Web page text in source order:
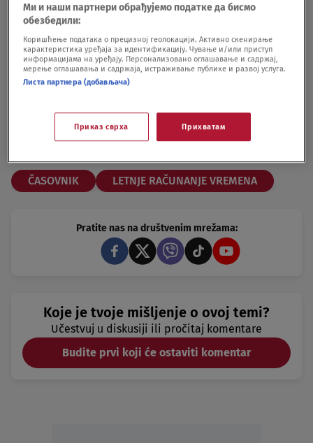
pomeranje časovnika, kao i da će se zemlje
opredeliti za letnje ili zimsko računanje vremena,
odluka o tome je odložena.Zemlje koje odluče da
zadrže zimsko računanje vremena, na njega će
mrežama:FacebookTwitter Instagram
ČASOVNIK LETNJE RAČUNANJE VREMENA
Pratite nas na društvenim mrežama:
Koje je tvoje mišljenje o ovoj temi?
Učestvuj u diskusiji ili pročitaj komentare
Budite prvi koji će ostaviti komentar
Ми и наши партнери обрађујемо податке да бисмо
обезбедили:
Коришћење података о прецизној геолокацији. Активно скенирање
карактеристика уређаја за идентификацију. Чување и/или приступ
информацијама на уређају. Персонализовано оглашавање и садржај,
мерење оглашавања и садржаја, истраживање публике и развој услуга.
Листа партнера (добављача)
Приказ сврха Прихватам